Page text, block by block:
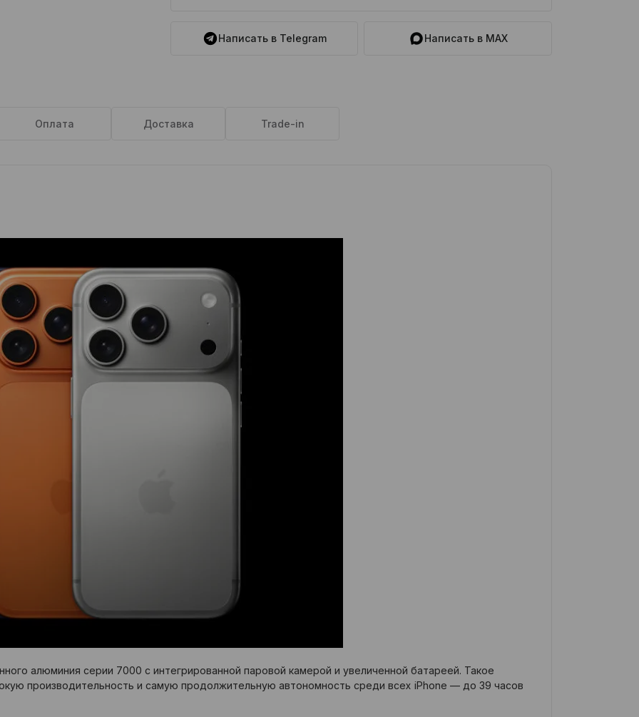
Написать в Telegram Написать в MAX
Оплата Доставка Trade-in
алюминия серии 7000 с интегрированной паровой камерой и увеличенной батареей. Такое
производительность и самую продолжительную автономность среди всех iPhone — до 39 часов